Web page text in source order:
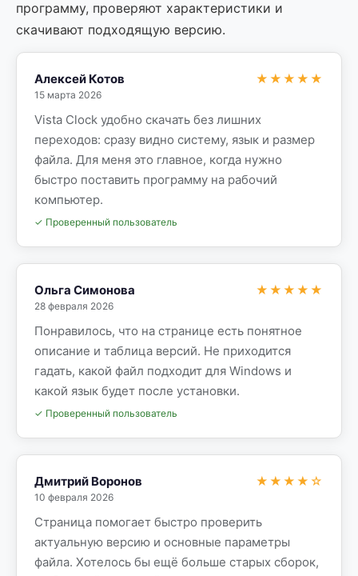
программу, проверяют характеристики и
скачивают подходящую версию.
Алексей Котов
15 марта 2026
★★★★★
Vista Clock удобно скачать без лишних
переходов: сразу видно систему, язык и размер
файла. Для меня это главное, когда нужно
быстро поставить программу на рабочий
компьютер.
✓ Проверенный пользователь
Ольга Симонова
28 февраля 2026
★★★★★
Понравилось, что на странице есть понятное
описание и таблица версий. Не приходится
гадать, какой файл подходит для Windows и
какой язык будет после установки.
✓ Проверенный пользователь
Дмитрий Воронов
10 февраля 2026
★★★★☆
Страница помогает быстро проверить
актуальную версию и основные параметры
файла. Хотелось бы ещё больше старых сборок,